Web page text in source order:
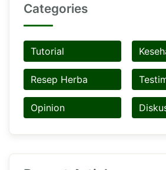
Categories
Tutorial
Resep Herba
Opinion